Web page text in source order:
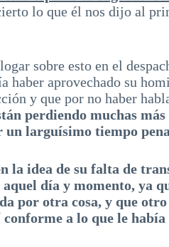
lo que él nos dijo al
sobre esto en el
haber aprovechado su
y que por no haber
perdiendo muchas
un larguísimo tiempo
la idea de su falta de
día y momento, ya
por otra cosa, y que
conforme a lo que le